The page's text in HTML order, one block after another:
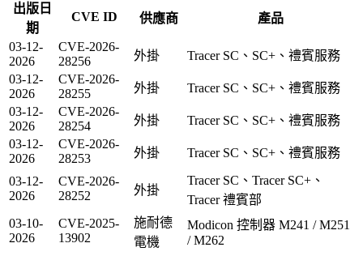
出版日
期
CVE ID 供應商 產品
03-12-
2026
CVE-2026-
28256
外掛
Tracer SC、SC+、禮賓服務
03-12-
2026
CVE-2026-
28255
外掛
Tracer SC、SC+、禮賓服務
03-12-
2026
CVE-2026-
28254
外掛
Tracer SC、SC+、禮賓服務
03-12-
2026
CVE-2026-
28253
外掛 Tracer SC、SC+、禮賓服務
03-12-
2026
CVE-2026-
28252
外掛
Tracer SC、Tracer SC+、
Tracer 禮賓部
03-10-
2026
CVE-2025-
13902
施耐德
電機
Modicon 控制器 M241 / M251
/ M262